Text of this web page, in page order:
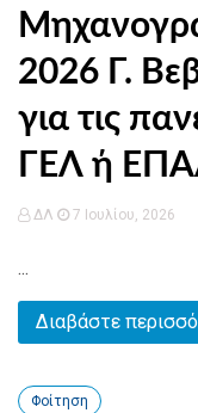
2026 Γ. Βεβαίωση Συμμετοχής
για τις
ΓΕΛ ή
ΔΛ 7 Ιουλίου, 2026
...
Διαβάστε
Φοίτηση